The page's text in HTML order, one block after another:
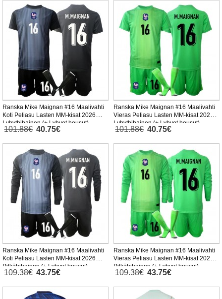
Ranska Mike Maignan #16 Maalivahti
Koti Peliasu Lasten MM-kisat 2026
Lyhythihainen (+ Lyhyet housut)
101.88€ 40.75€
Ranska Mike Maignan #16 Maalivahti
Vieras Peliasu Lasten MM-kisat 2026
Lyhythihainen (+ Lyhyet housut)
101.88€ 40.75€
Ranska Mike Maignan #16 Maalivahti
Koti Peliasu Lasten MM-kisat 2026
Pitkähihainen (+ Lyhyet housut)
109.38€ 43.75€
Ranska Mike Maignan #16 Maalivahti
Vieras Peliasu Lasten MM-kisat 2026
Pitkähihainen (+ Lyhyet housut)
109.38€ 43.75€